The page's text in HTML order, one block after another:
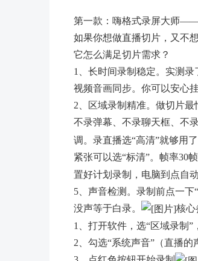
第一款：嗨格式录屏大师
如果你想做直播切片，又不
它怎么满足切片需求？
1、长时间录制稳定。实测
视频音画同步。你可以安心
2、区域录制精准。做切片
不录弹幕、不录聊天框、不
调。录直播选“高清”就够用
紧张可以选“标清”。帧率30
置好计划录制，电脑到点自
5、声音检测。录制前点一
没声等于白录。
核心
1、打开软件，选“区域录制”
2、勾选“系统声音”（直播的